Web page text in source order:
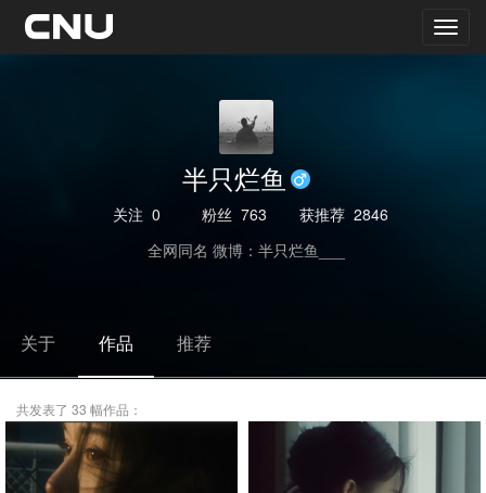
半只烂鱼
关注 0 粉丝 763 获推荐 2846
全网同名 微博：半只烂鱼___
关于 作品 推荐
共发表了 33 幅作品：